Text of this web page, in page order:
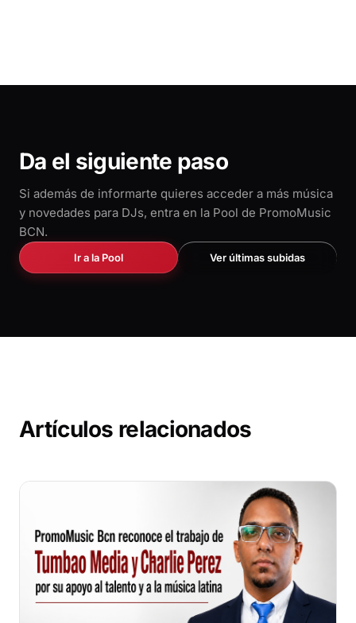
Da el siguiente paso
Si además de informarte quieres acceder a más música
y novedades para DJs, entra en la Pool de PromoMusic
BCN.
Ir a la Pool Ver últimas subidas
Artículos relacionados